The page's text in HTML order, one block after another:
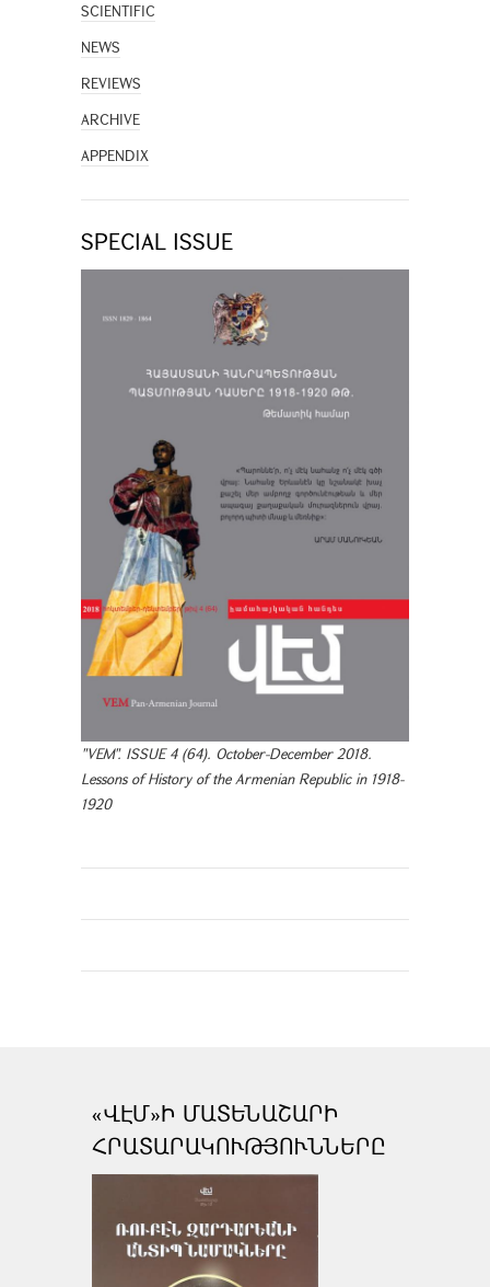
SCIENTIFIC
NEWS
REVIEWS
ARCHIVE
APPENDIX
SPECIAL ISSUE
"VEM". ISSUE 4 (64). October-December 2018.
Lessons of History of the Armenian Republic in 1918-
1920
«ՎԷՄ»Ի ՄԱՏԵՆԱՇԱՐԻ
ՀՐԱՏԱՐԱԿՈՒԹՅՈՒՆՆԵՐԸ